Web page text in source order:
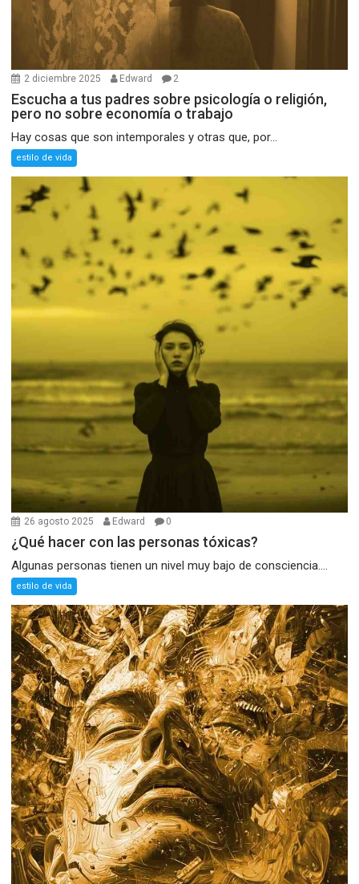
2 diciembre 2025 Edward 2
Escucha a tus padres sobre psicología o religión,
pero no sobre economía o trabajo
Hay cosas que son intemporales y otras que, por...
estilo de vida
26 agosto 2025 Edward 0
¿Qué hacer con las personas tóxicas?
Algunas personas tienen un nivel muy bajo de consciencia....
estilo de vida